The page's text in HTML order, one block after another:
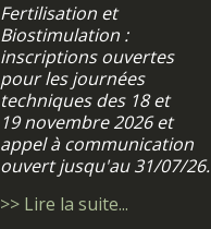
Fertilisation et
Biostimulation :
inscriptions ouvertes
pourlesjournées
techniquesdes 18et
19novembre 2026et
appelà communication
ouvert jusqu'au31/07/26.
>> Lire la suite...